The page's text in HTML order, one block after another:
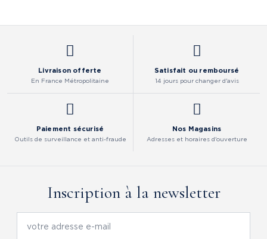
Livraison offerte
En France Métropolitaine
Satisfait ou remboursé
14 jours pour changer d'avis
Paiement sécurisé
Outils de surveillance et anti-fraude
Nos Magasins
Adresses et horaires d'ouverture
Inscription à la newsletter